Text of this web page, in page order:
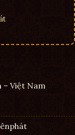
– Việt Nam